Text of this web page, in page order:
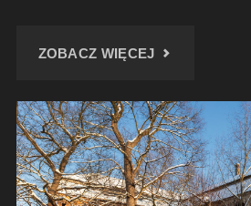
ZOBACZ WIĘCEJ"ZAMEK
–
GRUDZIEŃ